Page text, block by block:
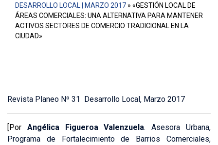
DESARROLLO LOCAL | MARZO 2017 » «GESTIÓN LOCAL DE
ÁREAS COMERCIALES: UNA ALTERNATIVA PARA MANTENER
ACTIVOS SECTORES DE COMERCIO TRADICIONAL EN LA
CIUDAD»
Revista Planeo Nº 31 Desarrollo Local, Marzo 2017
[Por Angélica Figueroa Valenzuela. Asesora Urbana,
Programa de Fortalecimiento de Barrios Comerciales,